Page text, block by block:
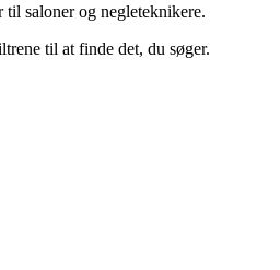
til saloner og negleteknikere.
til at finde det, du søger.